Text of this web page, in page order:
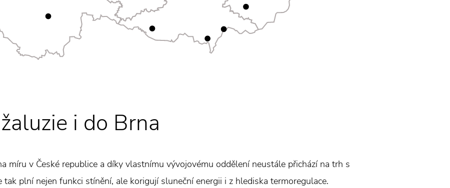
i do Brna
míru v České republice a díky vlastnímu vývojovému oddělení neustále přichází na trh s
plní nejen funkci stínění, ale korigují sluneční energii i z hlediska termoregulace.